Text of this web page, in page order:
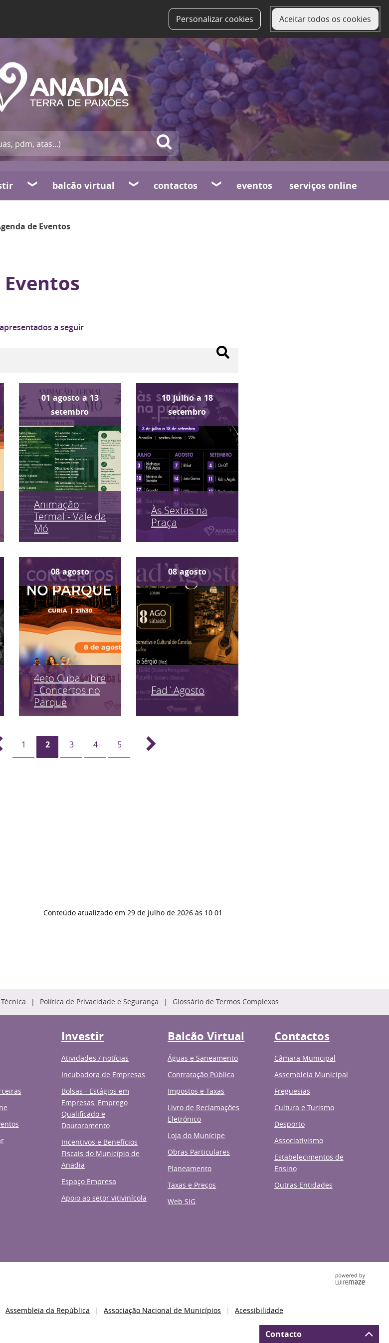
Personalizar cookies Aceitar todos os cookies
balcão virtual contactos eventos serviços online
de Eventos
a seguir
01 agosto a 13
setembro
Animação
Termal - Vale da
Mó
10 julho a 18
setembro
Às Sextas na
Praça
08 agosto
4eto Cuba Libre
- Concertos no
Parque
08 agosto
Fad`Agosto
1 2 3 4 5
Conteúdo atualizado em 29 de julho de 2026 às 10:01
Política de Privacidade e Segurança Glossário de Termos Complexos
Investir
Atividades / notícias
Incubadora de Empresas
Bolsas - Estágios em
Empresas, Emprego
Qualificado e
Doutoramento
Incentivos e Benefícios
Fiscais do Município de
Anadia
Espaço Empresa
Apoio ao setor vitivinícola
Balcão Virtual
Águas e Saneamento
Contratação Pública
Impostos e Taxas
Livro de Reclamações
Eletrónico
Loja do Munícipe
Obras Particulares
Planeamento
Taxas e Preços
Web SIG
Contactos
Câmara Municipal
Assembleia Municipal
Freguesias
Cultura e Turismo
Desporto
Associativismo
Estabelecimentos de
Ensino
Outras Entidades
Assembleia da República Associação Nacional de Municípios Acessibilidade
Contacto